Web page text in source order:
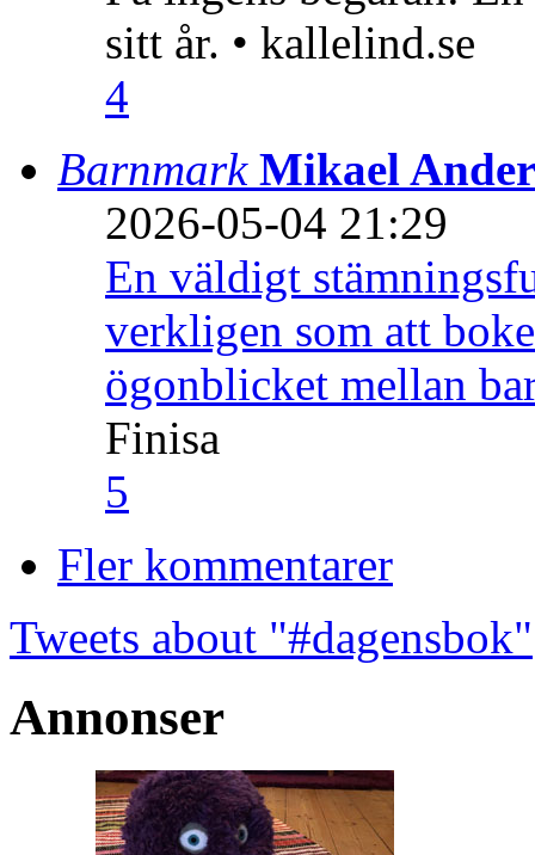
sitt år. • kallelind.se
4
Barnmark Mikael
2026-05-04 21:29
En väldigt
verkligen som att
ögonblicket mellan
Finisa
5
Fler kommentarer
Tweets about "#dagensbok"
Annonser